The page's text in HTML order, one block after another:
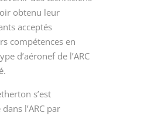
obtenu leur
acceptés
compétences en
d’aéronef de l’ARC
s’est
l’ARC par